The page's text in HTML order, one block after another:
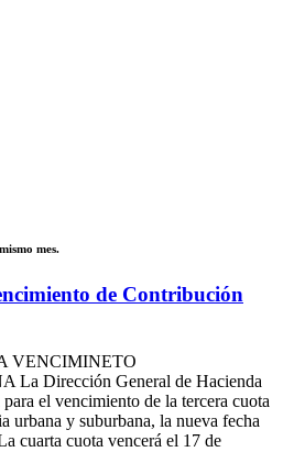
mes.
de Contribución
VENCIMINETO
Dirección General de Hacienda
el vencimiento de la tercera cuota
urbana y suburbana, la nueva fecha
cuarta cuota vencerá el 17 de